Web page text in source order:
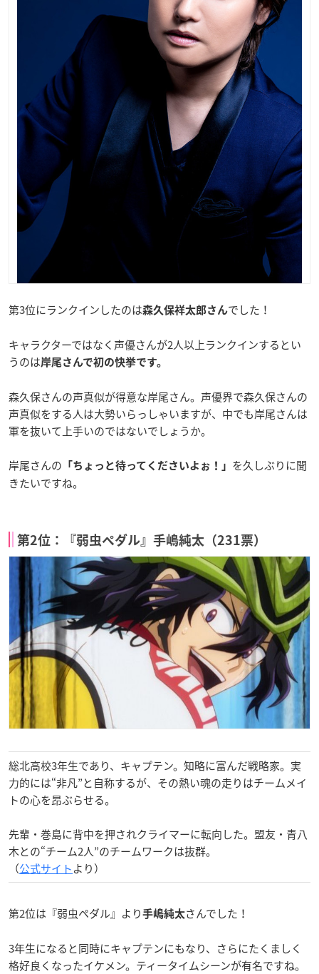
第3位にランクインしたのは森久保祥太郎さんでした！
キャラクターではなく声優さんが2人以上ランクインするとい
うのは岸尾さんで初の快挙です。
森久保さんの声真似が得意な岸尾さん。声優界で森久保さんの
声真似をする人は大勢いらっしゃいますが、中でも岸尾さんは
軍を抜いて上手いのではないでしょうか。
岸尾さんの 「ちょっと待ってくださいよぉ！」 を久しぶりに聞
きたいですね。
第2位：『弱虫ペダル』手嶋純太（231票）
総北高校3年生であり、キャプテン。知略に富んだ戦略家。実
力的には“非凡”と自称するが、その熱い魂の走りはチームメイ
トの心を昂ぶらせる。
先輩・巻島に背中を押されクライマーに転向した。盟友・青八
木との“チーム2人”のチームワークは抜群。
（公式サイトより）
第2位は『弱虫ペダル』より 手嶋純太さんでした！
3年生になると同時にキャプテンにもなり、さらにたくましく
格好良くなったイケメン。ティータイムシーンが有名ですね。